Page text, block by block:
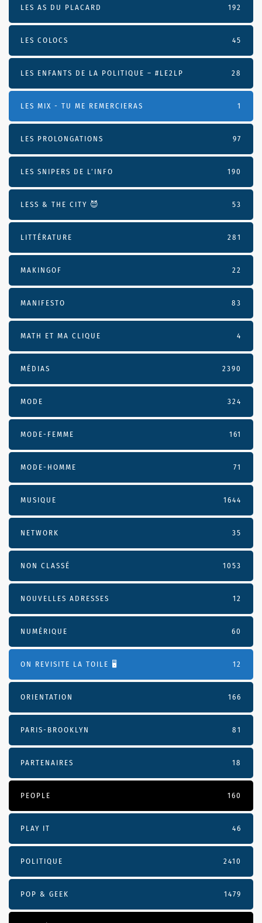
LES AS DU PLACARD 192
LES COLOCS 45
LES ENFANTS DE LA POLITIQUE – #LE2LP 28
LES MIX - TU ME REMERCIERAS 1
LES PROLONGATIONS 97
LES SNIPERS DE L’INFO 190
LESS & THE CITY 😈 53
LITTÉRATURE 281
MAKINGOF 22
MANIFESTO 83
MATH ET MA CLIQUE 4
MÉDIAS 2390
MODE 324
MODE-FEMME 161
MODE-HOMME 71
MUSIQUE 1644
NETWORK 35
NON CLASSÉ 1053
NOUVELLES ADRESSES 12
NUMÉRIQUE 60
ON REVISITE LA TOILE 🖥️ 12
ORIENTATION 166
PARIS-BROOKLYN 81
PARTENAIRES 18
PEOPLE 160
PLAY IT 46
POLITIQUE 2410
POP & GEEK 1479